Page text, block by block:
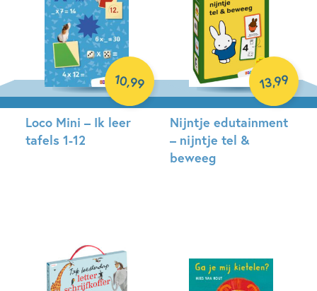
Loco Mini – Ik leer
tafels 1-12
10,99
Nijntje edutainment
– nijntje tel &
beweeg
13,99